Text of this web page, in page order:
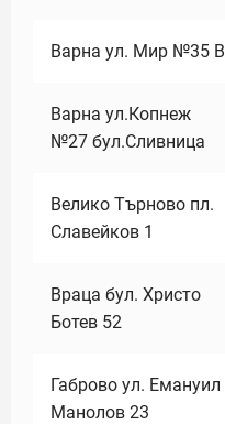
Варна ул. Мир №35 В
Варна ул.Копнеж
№27 бул.Сливница
Велико Търново пл.
Славейков 1
Враца бул. Христо
Ботев 52
Габрово ул. Емануил
Манолов 23